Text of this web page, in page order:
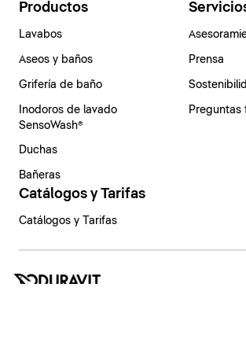
Productos
Lavabos
Aseos y baños
Grifería de baño
Inodoros de lavado
SensoWash®
Duchas
Bañeras
Prensa
Preguntas
Catálogos y Tarifas
Catálogos y Tarifas